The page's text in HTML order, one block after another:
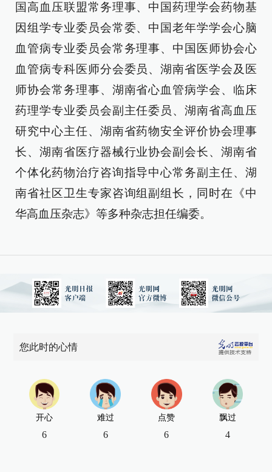
国高血压联盟常务理事、中国药理学会药物基
因组学专业委员会常委、中国老年学学会心脑
血管病专业委员会常务理事、中国医师协会心
血管病专科医师分会委员、湖南省医学会及医
师协会常务理事、湖南省心血管病学会、临床
药理学专业委员会副主任委员、湖南省高血压
研究中心主任、湖南省药物安全评价协会理事
长、湖南省医疗器械行业协会副会长、湖南省
个体化药物治疗咨询指导中心常务副主任、湖
南省社区卫生专家咨询组副组长，同时在《中
华高血压杂志》等多种杂志担任编委。
您此时的心情
开心
6
难过
6
点赞
6
飘过
4